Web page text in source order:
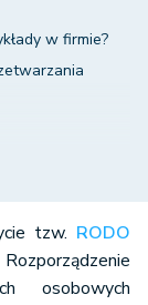
w firmie?
dane w firmie
tzw. RODO
osobowych